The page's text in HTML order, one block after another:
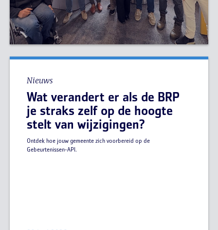
Nieuws
Wat verandert er als de BRP
je straks zelf op de hoogte
stelt van wijzigingen?
Ontdek hoe jouw gemeente zich voorbereid op de
Gebeurtenissen-API.